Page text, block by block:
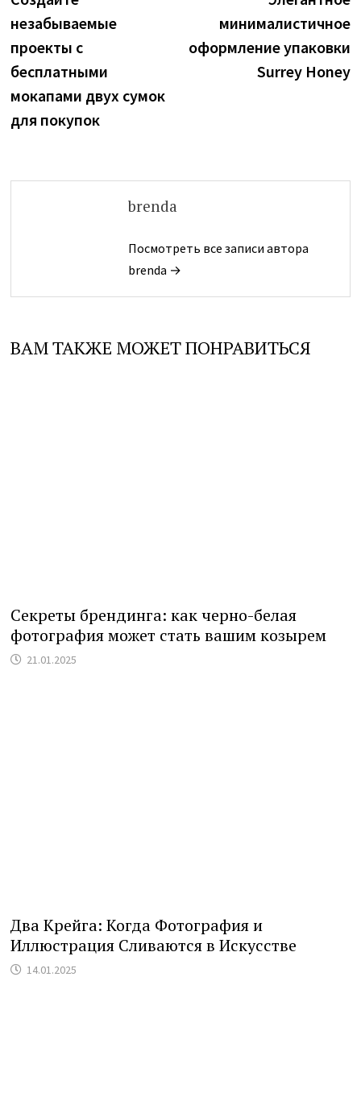
по
записям
незабываемые
проекты с
бесплатными
мокапами двух сумок
для покупок
минималистичное
оформление упаковки
Surrey Honey
brenda
Посмотреть все записи автора
brenda →
ВАМ ТАКЖЕ МОЖЕТ ПОНРАВИТЬСЯ
Секреты брендинга: как черно-белая
фотография может стать вашим козырем
21.01.2025
Два Крейга: Когда Фотография и
Иллюстрация Сливаются в Искусстве
14.01.2025